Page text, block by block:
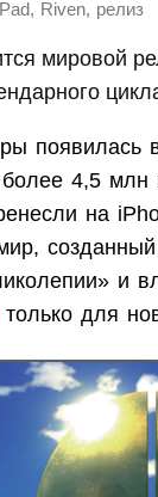
, Riven, релиз
мировой
появилась
4,5
на
и
только для